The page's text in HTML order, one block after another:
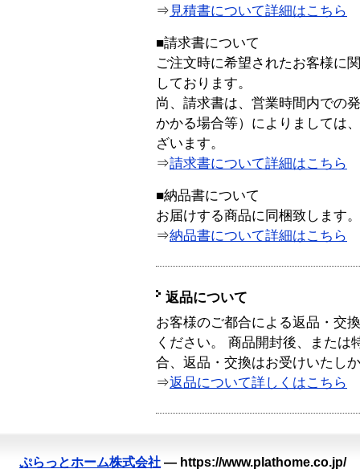
⇒ 見積書について詳細はこちら
■請求書について
ご注文時に希望されたお客様に
しております。
尚、請求書は、営業時間内での
かかる場合等）によりましては
ざいます。
⇒請求書について詳細はこちら
■納品書について
お届けする商品に同梱致します。
⇒納品書について詳細はこちら
返品について
お客様のご都合による返品・交
ください。 商品開封後、または
合、返品・交換はお受けいたし
⇒返品について詳しくはこちら
ぷらっとホーム株式会社 — https://www.plathome.co.jp/